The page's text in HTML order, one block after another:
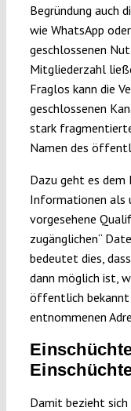
Begründung auch
wie WhatsApp
geschlossenen
Mitgliederzahl
Fraglos kann die
geschlossenen
stark
Namen des
Dazu geht es dem
Informationen als
vorgesehene
zugänglichen“
bedeutet dies,
dann möglich ist,
öffentlich bekannt
entnommenen
Damit bezieht